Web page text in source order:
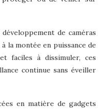
de caméras
la montée en puissance de
faciles à dissimuler, ces
continue sans éveiller
en matière de gadgets